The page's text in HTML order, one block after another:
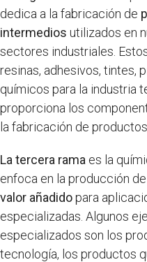
dedica a la fabricación de
intermedios utilizados en
sectores industriales.
resinas, adhesivos, tintes,
químicos para la industria
proporciona los
la fabricación de
La tercera rama es la
enfoca en la producción de
valor añadidopara
especializadas. Algunos
especializados son los
tecnología, los productos